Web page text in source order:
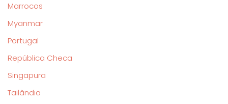
Marrocos
Myanmar
Portugal
República Checa
Singapura
Tailândia